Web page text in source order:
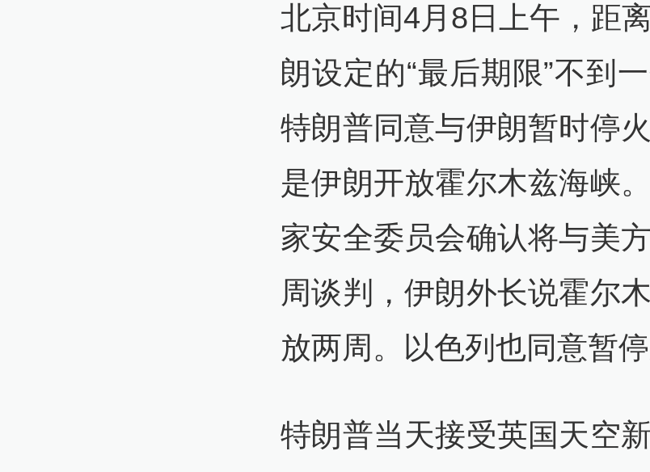
北京时间4月8日上午，距
朗设定的“最后期限”不到
特朗普同意与伊朗暂时停
是伊朗开放霍尔木兹海峡
家安全委员会确认将与美
周谈判，伊朗外长说霍尔
放两周。以色列也同意暂停
特朗普当天接受英国天空